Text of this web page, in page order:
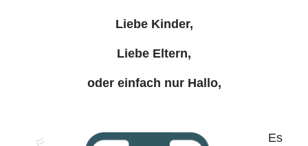
Liebe Kinder,
Liebe Eltern,
oder einfach nur Hallo,
Es